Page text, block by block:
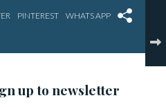
up to newsletter